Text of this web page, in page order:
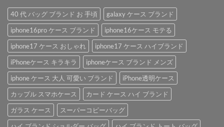
40 代 バッグ ブランド お 手頃
galaxy ケース ブランド
iphone16pro ケース ブランド
iphone16ケース モテる
iphone17 ケース おしゃれ
iphone17 ケース ハイブランド
iPhoneケース キラキラ
iphoneケース ブランド メンズ
iphone ケース 大人 可愛い ブランド
iPhone透明ケース
カップル スマホケース
カード ケース ハイ ブランド
ガラス ケース
スーパーコピーバッグ